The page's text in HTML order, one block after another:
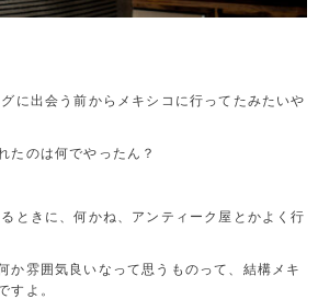
に出会う前からメキシコに行ってたみたいや
たのは何でやったん？
ときに、何かね、アンティーク屋とかよく行
か雰囲気良いなって思うものって、結構メキ
すよ。